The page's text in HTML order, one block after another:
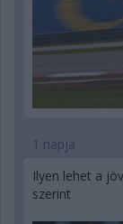
1 napja
Ilyen lehet a
szerint